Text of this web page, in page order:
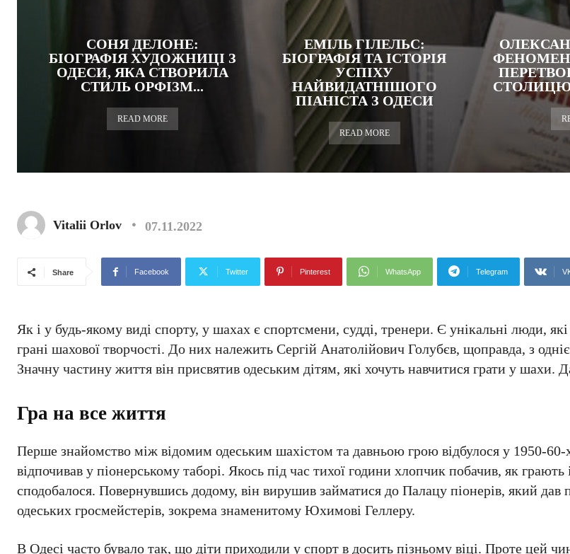
СОНЯ ДЕЛОНЕ:
БІОГРАФІЯ ХУДОЖНИЦІ З
ОДЕСИ, ЯКА СТВОРИЛА
СТИЛЬ ОРФІЗМ...
READ MORE
ЕМІЛЬ ГІЛЕЛЬС:
БІОГРАФІЯ ТА ІСТОРІЯ
УСПІХУ
НАЙВИДАТНІШОГО
ПІАНІСТА З ОДЕСИ
READ MORE
СТОЛИЦЮ
Vitalii Orlov 07.11.2022
Share Facebook Twitter Pinterest WhatsApp Telegram
Як і у будь-якому виді спорту, у шахах є спортсмени, судді, тренери. Є унікальні люди,
грані шахової творчості. До них належить Сергій Анатолійович Голубєв, щоправда, з
Значну частину життя він присвятив одеським дітям, які хочуть навчитися грати у шахи.
Гра на все життя
Перше знайомство між відомим одеським шахістом та давньою грою відбулося у 1950-
відпочивав у піонерському таборі. Якось під час тихої години хлопчик побачив, як
сподобалося. Повернувшись додому, він вирушив займатися до Палацу піонерів, який дав
одеських гросмейстерів, зокрема знаменитому Юхимові Геллеру.
В Одесі часто бувало так, що діти приходили у спорт в досить пізньому віці. Проте цей